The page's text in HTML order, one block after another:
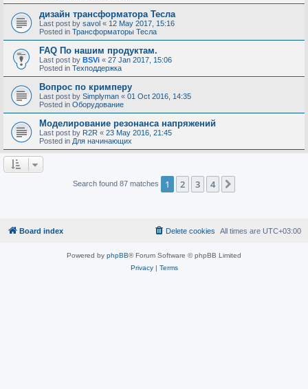
дизайн трансформатора Тесла
Last post by savol « 12 May 2017, 15:16
Posted in Трансформаторы Тесла
FAQ По нашим продуктам.
Last post by BSVi « 27 Jan 2017, 15:06
Posted in Техподдержка
Вопрос по кримперу
Last post by Simplyman « 01 Oct 2016, 14:35
Posted in Оборудование
Моделирование резонанса напряжений
Last post by R2R « 23 May 2016, 21:45
Posted in Для начинающих
Search found 87 matches 1 2 3 4
Board index All times are UTC+03:00
Delete cookies
Powered by phpBB® Forum Software © phpBB Limited
Privacy| Terms